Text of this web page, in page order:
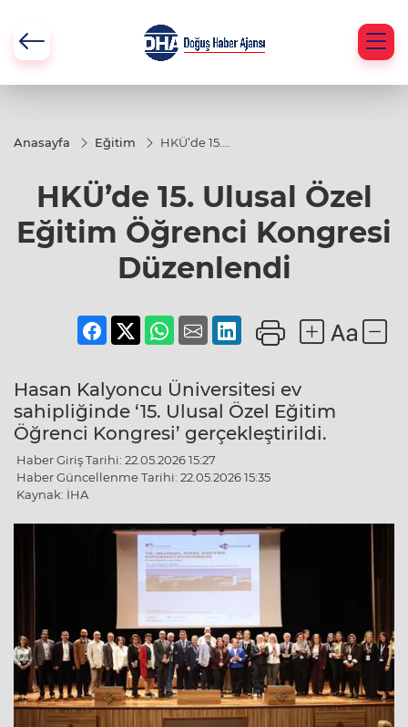
Anasayfa Eğitim
HKÜ’de 15.
Öğrenci
Kongresi
HKÜ’de 15. Ulusal Özel
Eğitim Öğrenci Kongresi
Düzenlendi
Hasan Kalyoncu Üniversitesi ev
sahipliğinde ‘15. Ulusal Özel Eğitim
Öğrenci Kongresi’ gerçekleştirildi.
Haber Giriş Tarihi: 22.05.2026 15:27
Haber Güncellenme Tarihi: 22.05.2026 15:35
Kaynak: İHA